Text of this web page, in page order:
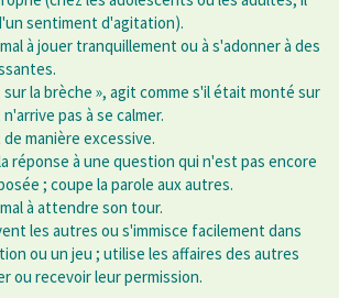
sentiment d'agitation).
à jouer tranquillement ou à s'adonner à des
la brèche », agit comme s'il était monté sur
pas à se calmer.
manière excessive.
réponse à une question qui n'est pas encore
; coupe la parole aux autres.
à attendre son tour.
les autres ou s'immisce facilement dans
ou un jeu ; utilise les affaires des autres
ou recevoir leur permission.